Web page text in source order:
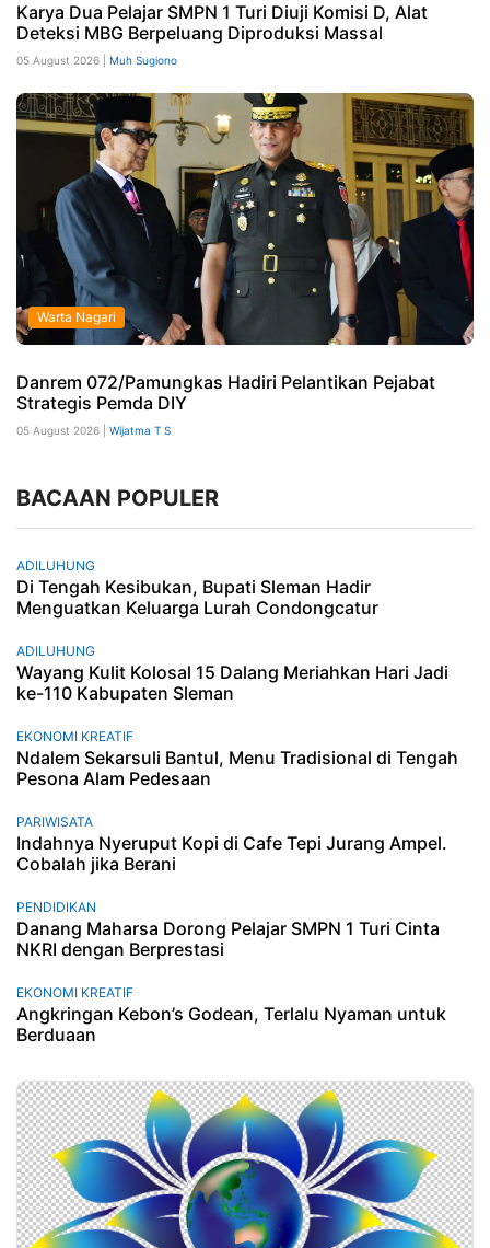
Karya Dua Pelajar SMPN 1 Turi Diuji Komisi D, Alat
Deteksi MBG Berpeluang Diproduksi Massal
05 August 2026 | Muh Sugiono
Warta Nagari
Danrem 072/Pamungkas Hadiri Pelantikan Pejabat
Strategis Pemda DIY
05 August 2026 | Wijatma T S
BACAAN POPULER
ADILUHUNG
Di Tengah Kesibukan, Bupati Sleman Hadir
Menguatkan Keluarga Lurah Condongcatur
ADILUHUNG
Wayang Kulit Kolosal 15 Dalang Meriahkan Hari Jadi
ke-110 Kabupaten Sleman
EKONOMI KREATIF
Ndalem Sekarsuli Bantul, Menu Tradisional di Tengah
Pesona Alam Pedesaan
PARIWISATA
Indahnya Nyeruput Kopi di Cafe Tepi Jurang Ampel.
Cobalah jika Berani
PENDIDIKAN
Danang Maharsa Dorong Pelajar SMPN 1 Turi Cinta
NKRI dengan Berprestasi
EKONOMI KREATIF
Angkringan Kebon’s Godean, Terlalu Nyaman untuk
Berduaan